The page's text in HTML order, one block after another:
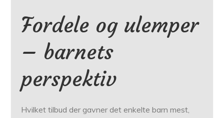
Fordele og ulemper
– barnets
perspektiv
Hvilket tilbud der gavner det enkelte barn mest,